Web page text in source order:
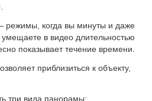
режимы, когда вы минуты и даже
в видео длительностью
показывает течение времени.
приблизиться к объекту,
три вида панорамы: